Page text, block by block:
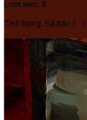
Lượt xem: 8
Tình trạng: Đã bán